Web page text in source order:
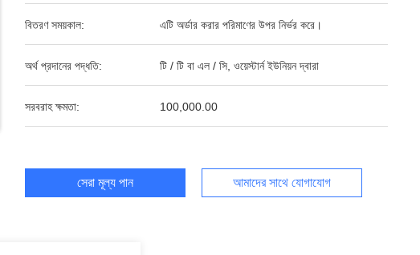
বিতরণ সময়কাল: এটি অর্ডার করার পরিমাণের উপর নির্ভর করে।
অর্থ প্রদানের পদ্ধতি: টি / টি বা এল / সি, ওয়েস্টার্ন ইউনিয়ন দ্বারা
সরবরাহ ক্ষমতা: 100,000.00
সেরা মূল্য পান আমাদের সাথে যোগাযোগ